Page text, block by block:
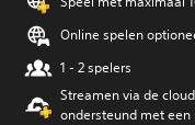
Online spelen
1 - 2 spelers
Streamen via de
ondersteund met